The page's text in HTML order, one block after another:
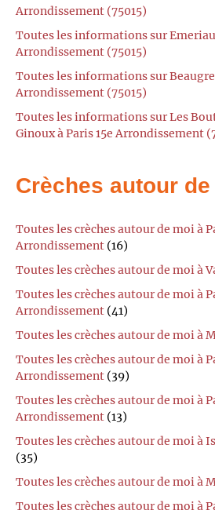
Arrondissement (75015)
Toutes les informations sur Emeriau
Arrondissement (75015)
Toutes les informations sur
Arrondissement (75015)
Toutes les informations sur Les
Ginoux à Paris 15e Arrondissement
Crèches autour
Toutes les crèches autour de moi à
Arrondissement (16)
Toutes les crèches autour de moi à
Toutes les crèches autour de moi à
Arrondissement (41)
Toutes les crèches autour de moi à
Toutes les crèches autour de moi à
Arrondissement (39)
Toutes les crèches autour de moi à
Arrondissement (13)
Toutes les crèches autour de moi à
(35)
Toutes les crèches autour de moi à
Toutes les crèches autour de moi à